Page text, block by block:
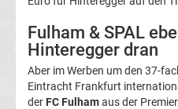
Fußball
WM
Fulham & SPAL
Hinteregger dran
Aber im Werben um den 37-
Eintracht Frankfurt
der FC Fulhamaus der